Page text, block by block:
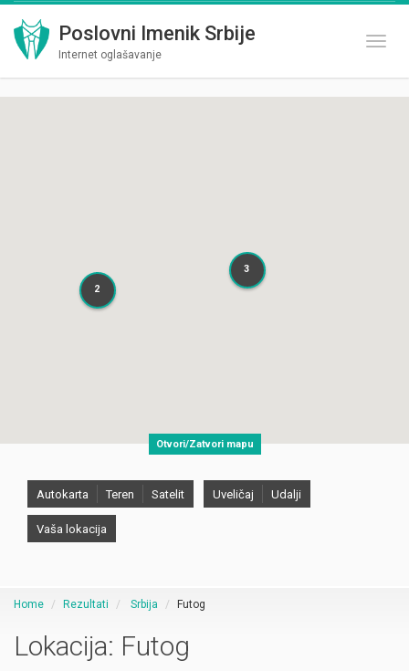
Poslovni Imenik Srbije
Internet oglašavanje
3
2
3
2
Otvori/Zatvori mapu
Autokarta Teren Satelit Uveličaj Udalji
Vaša lokacija
Home Rezultati Srbija Futog
Lokacija: Futog